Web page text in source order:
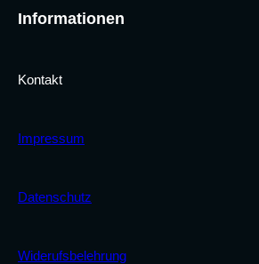
Informationen
Kontakt
Impressum
Datenschutz
Widerufsbelehrung